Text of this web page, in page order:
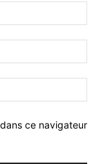
:*
:*
:
ce navigateur